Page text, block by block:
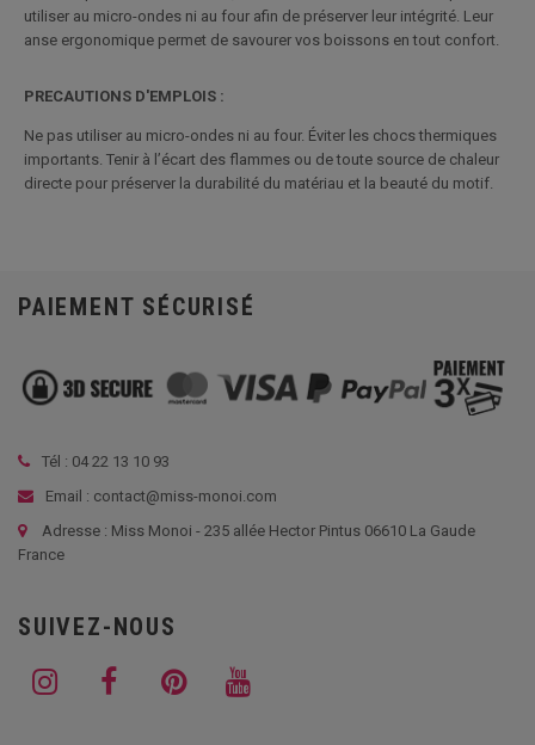
utiliser au micro-ondes ni au four afin de préserver leur intégrité. Leur
anse ergonomique permet de savourer vos boissons en tout confort.
PRECAUTIONS D'EMPLOIS :
Ne pas utiliser au micro-ondes ni au four. Éviter les chocs thermiques
importants. Tenir à l’écart des flammes ou de toute source de chaleur
directe pour préserver la durabilité du matériau et la beauté du motif.
PAIEMENT SÉCURISÉ
Tél : 04 22 13 10 93
Email : contact@miss-monoi.com
Adresse : Miss Monoi - 235 allée Hector Pintus 06610 La Gaude
France
SUIVEZ-NOUS